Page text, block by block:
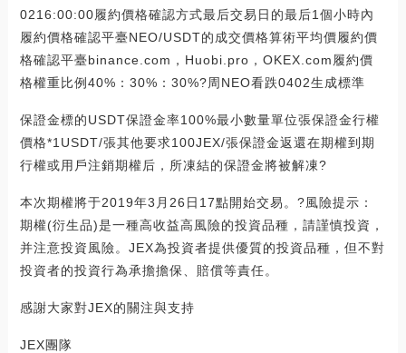
0216:00:00履約價格確認方式最后交易日的最后1個小時內
履約價格確認平臺NEO/USDT的成交價格算術平均價履約價
格確認平臺binance.com，Huobi.pro，OKEX.com履約價
格權重比例40%：30%：30%?周NEO看跌0402生成標準
保證金標的USDT保證金率100%最小數量單位張保證金行權
價格*1USDT/張其他要求100JEX/張保證金返還在期權到期
行權或用戶注銷期權后，所凍結的保證金將被解凍?
本次期權將于2019年3月26日17點開始交易。?風險提示：
期權(衍生品)是一種高收益高風險的投資品種，請謹慎投資，
并注意投資風險。JEX為投資者提供優質的投資品種，但不對
投資者的投資行為承擔擔保、賠償等責任。
感謝大家對JEX的關注與支持
JEX團隊